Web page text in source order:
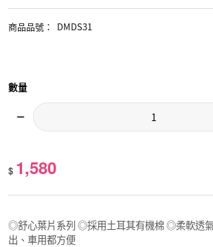
商品品號 ： DMDS31
數量
$ 1,580
◎舒心葉片系列 ◎採用土耳其有機棉 ◎柔軟透
出、車用都方便